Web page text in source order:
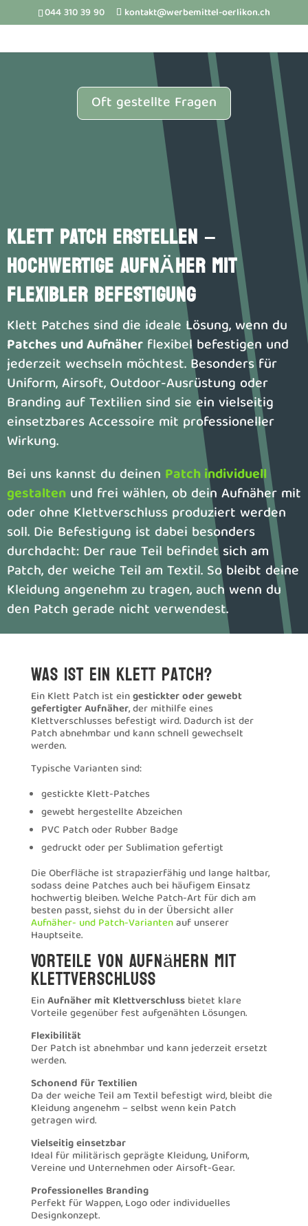
044 310 39 90 kontakt@werbemittel-oerlikon.ch
Oft gestellte Fragen
KLETT PATCH ERSTELLEN –
HOCHWERTIGE AUFNÄHER MIT
FLEXIBLER BEFESTIGUNG
Klett Patches sind die ideale Lösung, wenn du
Patches und Aufnäher flexibel befestigen und
jederzeit wechseln möchtest. Besonders für
Uniform, Airsoft, Outdoor-Ausrüstung oder
Branding auf Textilien sind sie ein vielseitig
einsetzbares Accessoire mit professioneller
Wirkung.
Bei uns kannst du deinen Patch individuell
gestalten und frei wählen, ob dein Aufnäher mit
oder ohne Klettverschluss produziert werden
soll. Die Befestigung ist dabei besonders
durchdacht: Der raue Teil befindet sich am
Patch, der weiche Teil am Textil. So bleibt deine
Kleidung angenehm zu tragen, auch wenn du
den Patch gerade nicht verwendest.
Was ist ein Klett Patch?
Ein Klett Patch ist eingestickter oder gewebt
gefertigter Aufnäher, der mithilfe eines
Klettverschlusses befestigt wird. Dadurch ist der
Patch abnehmbar und kann schnell gewechselt
werden.
Typische Varianten sind:
gestickte Klett-Patches
gewebt hergestellte Abzeichen
PVC Patch oder Rubber Badge
gedruckt oder per Sublimation gefertigt
Die Oberfläche ist strapazierfähig und lange haltbar,
sodass deine Patches auch bei häufigem Einsatz
hochwertig bleiben. Welche Patch-Art für dich am
besten passt, siehst du in der Übersicht aller
Aufnäher- und Patch-Variantenauf unserer
Hauptseite.
Vorteile von Aufnähern mit
Klettverschluss
EinAufnäher mit Klettverschlussbietet klare
Vorteile gegenüber fest aufgenähten Lösungen.
Flexibilität
Der Patch ist abnehmbar und kann jederzeit ersetzt
werden.
Schonend für Textilien
Da der weiche Teil am Textil befestigt wird, bleibt die
Kleidung angenehm – selbst wenn kein Patch
getragen wird.
Vielseitig einsetzbar
Ideal für militärisch geprägte Kleidung, Uniform,
Vereine und Unternehmen oder Airsoft-Gear.
Professionelles Branding
Perfekt für Wappen, Logo oder individuelles
Designkonzept.